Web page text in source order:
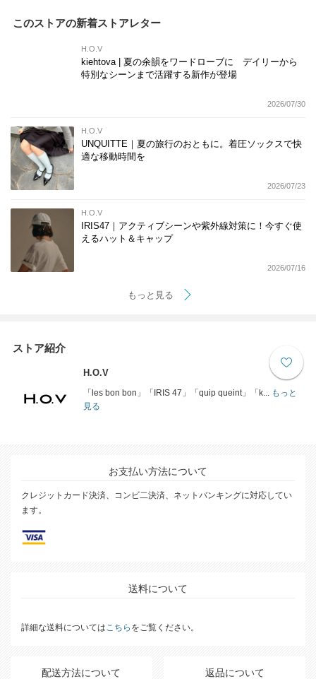
このストアの新着ストアレター
H.O.V
kiehtova | 夏の余韻をワードローブに デイリーから
特別なシーンまで活躍する新作が登場
2026/07/30
H.O.V
UNQUITTE｜夏の旅行のおともに。着圧ソックスで快
適な移動時間を
2026/07/23
H.O.V
IRIS47｜アクティブシーンや紫外線対策に！今すぐ使
えるハット＆キャップ
2026/07/16
もっと見る
ストア紹介
H.O.V
「les bon bon」「IRIS 47」「quip queint」「k...
もっと
見る
お支払い方法について
クレジットカード決済、コンビ二決済、ネットバンキングに対応してい
ます。